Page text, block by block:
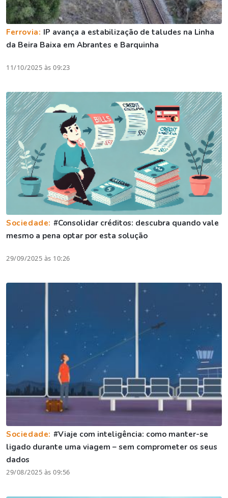
Ferrovia: IP avança a estabilização de taludes na Linha
da Beira Baixa em Abrantes e Barquinha
11/10/2025 às 09:23
Sociedade: #Consolidar créditos: descubra quando vale
mesmo a pena optar por esta solução
29/09/2025 às 10:26
Sociedade: #Viaje com inteligência: como manter-se
ligado durante uma viagem – sem comprometer os seus
dados
29/08/2025 às 09:56